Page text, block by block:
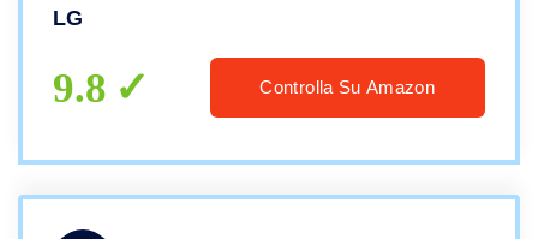
LG
9.8 Controlla Su Amazon